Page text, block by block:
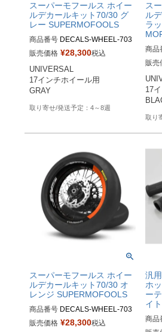
スーパーモフールス ホイー
ルデカールキット70/30 グ
レー SUPERMOFOOLS
商品番号 DECALS-WHEEL-703
0-GB
-GB
販売価格 ¥28,300税込
UNIVERSAL
17インチホイール用
4～8週
ス
ル
ラ
商品
0-
-BB2
販売
17
スーパーモフールス ホイー
ルデカールキット70/30 オ
レンジ SUPERMOFOOLS
商品番号 DECALS-WHEEL-703
0-OB
販売価格 ¥28,300税込
汎
ホ
ー
イ
商品